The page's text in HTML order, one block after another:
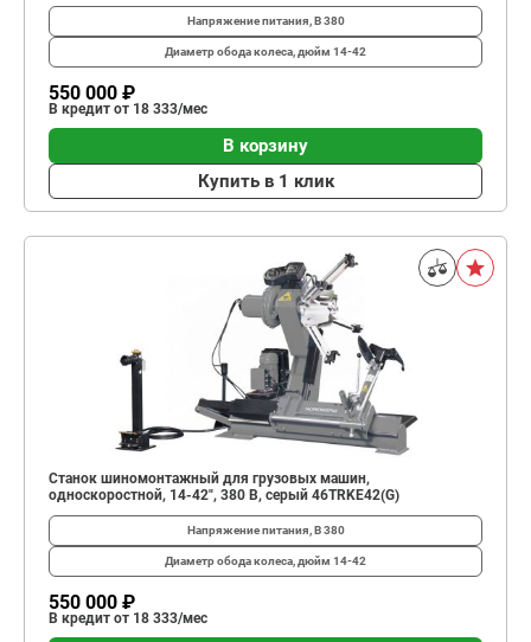
Напряжение питания, В380
Диаметр обода колеса, дюйм 14-42
550 000 ₽
В кредит от 18 333/мес
В корзину
Купить в 1 клик
Станок шиномонтажный для грузовых машин,
односкоростной, 14-42", 380 В, серый 46TRKE42(G)
Напряжение питания, В380
Диаметр обода колеса, дюйм 14-42
550 000 ₽
В кредит от 18 333/мес